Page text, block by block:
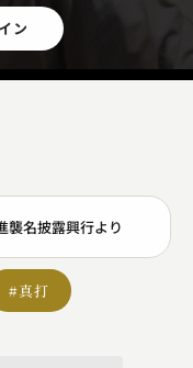
ン
襲名披露興行より
#真打